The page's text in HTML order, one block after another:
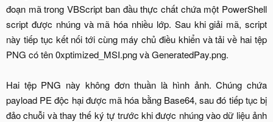
đoạn mã trong VBScript ban đầu thực chất chứa một PowerShell
script được nhúng và mã hóa nhiều lớp. Sau khi giải mã, script
này tiếp tục kết nối tới cùng máy chủ điều khiển và tải về hai tệp
PNG có tên 0xptimized_MSI.png và GeneratedPay.png.
Hai tệp PNG này không đơn thuần là hình ảnh. Chúng chứa
payload PE độc hại được mã hóa bằng Base64, sau đó tiếp tục bị
đảo chuỗi và thay thế ký tự trước khi được nhúng vào dữ liệu ảnh